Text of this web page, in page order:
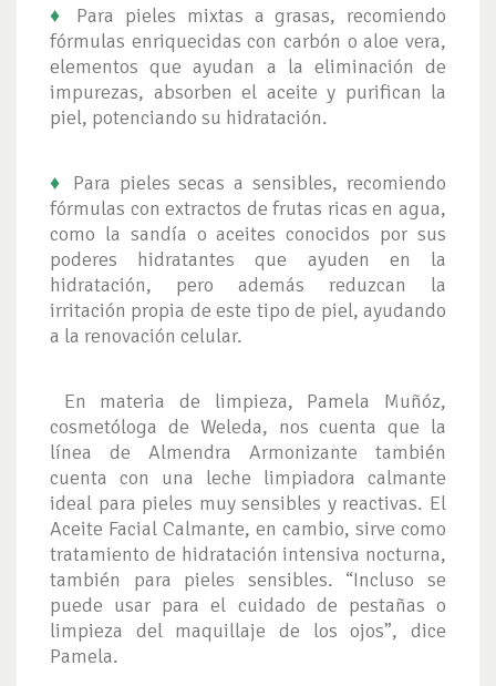
♦
Para pieles mixtas a grasas, recomiendo
fórmulas enriquecidas con carbón o aloe vera,
elementos que ayudan a la eliminación de
impurezas, absorben el aceite y purifican la
piel, potenciando su hidratación.
♦ Para pieles secas a sensibles, recomiendo
fórmulas con extractos de frutas ricas en agua,
como la sandía o aceites conocidos por sus
poderes hidratantes que ayuden en la
hidratación, pero además reduzcan la
irritación propia de este tipo de piel, ayudando
a la renovación celular.
En materia de limpieza, Pamela Muñóz,
cosmetóloga de Weleda, nos cuenta que la
línea de Almendra Armonizante también
cuenta con una leche limpiadora calmante
ideal para pieles muy sensibles y reactivas. El
Aceite Facial Calmante, en cambio, sirve como
tratamiento de hidratación intensiva nocturna,
también para pieles sensibles. “Incluso se
puede usar para el cuidado de pestañas o
limpieza del maquillaje de los ojos”, dice
Pamela.